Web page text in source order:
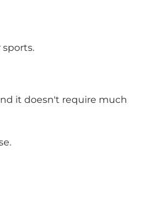
sports.
it doesn't require much